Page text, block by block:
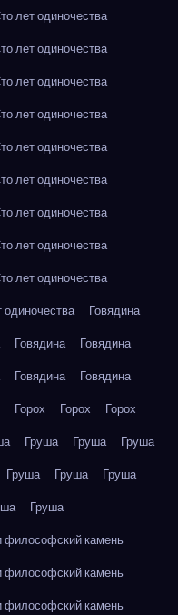
лет одиночества
лет одиночества
лет одиночества
лет одиночества
лет одиночества
лет одиночества
лет одиночества
лет одиночества
лет одиночества
Говядина
Говядина
Говядина
Говядина
Говядина
Горох Горох
Горох
Груша Груша
Груша
Груша Груша
Груша
Груша
философский камень
философский камень
философский камень